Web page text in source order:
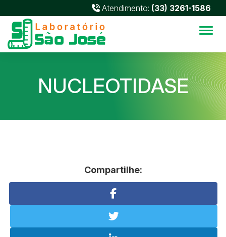
Atendimento: (33) 3261-1586
NUCLEOTIDASE
Compartilhe: